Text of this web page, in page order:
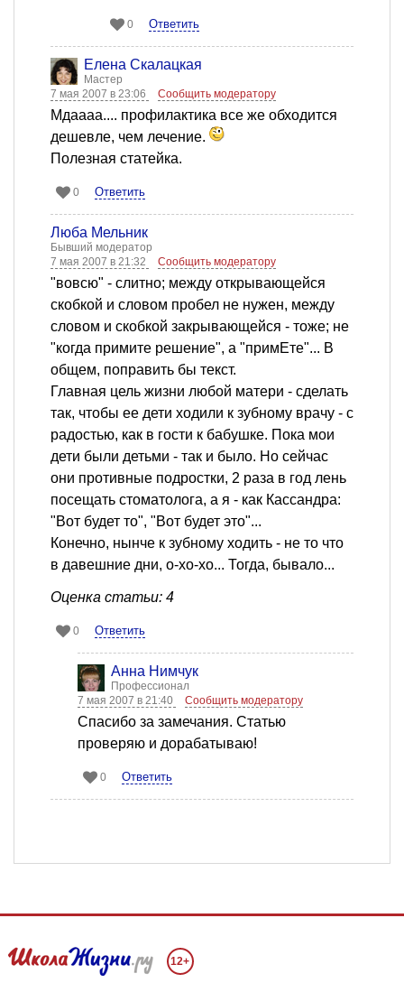
0 Ответить
Елена Скалацкая
Мастер
7 мая 2007 в 23:06
Сообщить модератору
Мдаааа.... профилактика все же обходится
дешевле, чем лечение.
Полезная статейка.
0 Ответить
Люба Мельник
Бывший модератор
7 мая 2007 в 21:32
Сообщить модератору
"вовсю" - слитно; между открывающейся
скобкой и словом пробел не нужен, между
словом и скобкой закрывающейся - тоже; не
"когда примите решение", а "примЕте"... В
общем, поправить бы текст.
Главная цель жизни любой матери - сделать
так, чтобы ее дети ходили к зубному врачу - с
радостью, как в гости к бабушке. Пока мои
дети были детьми - так и было. Но сейчас
они противные подростки, 2 раза в год лень
посещать стоматолога, а я - как Кассандра:
"Вот будет то", "Вот будет это"...
Конечно, нынче к зубному ходить - не то что
в давешние дни, о-хо-хо... Тогда, бывало...
Оценка статьи: 4
0 Ответить
Анна Нимчук
Профессионал
7 мая 2007 в 21:40
Сообщить модератору
Спасибо за замечания. Статью
проверяю и дорабатываю!
0 Ответить
12+